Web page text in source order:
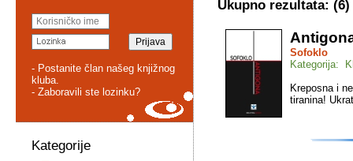
- Postanite član našeg knjižnog
kluba.
- Zaboravili ste lozinku?
Kategorije
Ukupno rezultata: (6)
Sofoklo
Kategorija:
Kreposna i
tiranina!